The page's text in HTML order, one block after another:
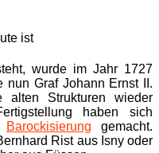
ist
wurde im Jahr 1727
nun Graf Johann Ernst II.
Strukturen wieder
haben sich
Barockisierung gemacht.
Rist aus Isny oder